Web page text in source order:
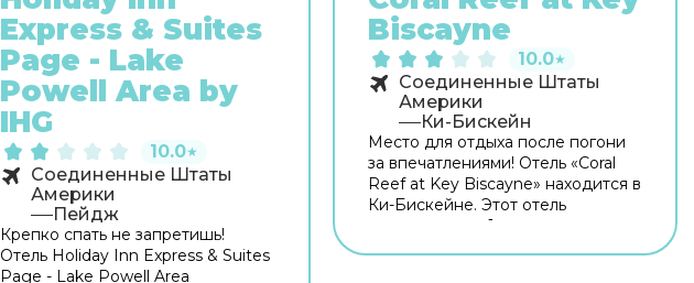
Express & Suites
Page - Lake
Powell Area by
IHG
10.0★
Соединенные Штаты
Америки
Пейдж
Крепко спать не запретишь!
Отель Holiday Inn Express & Suites
Page - Lake Powell Area
Biscayne
10.0★
Соединенные Штаты
Америки
Ки-Бискейн
Место для отдыха после погони
за впечатлениями! Отель «Coral
Reef at Key Biscayne» находится в
Ки-Бискейне. Этот отель
располагается 1 км от центра